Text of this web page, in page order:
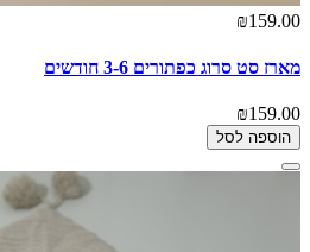
₪159.00
מארז סט סרוג כפתורים 3-6 חודשים
₪159.00
הוספה לסל